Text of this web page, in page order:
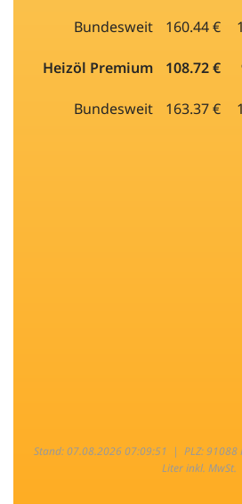
Bundesweit 160.44 €
Heizöl Premium 108.72 €
Bundesweit 163.37 €
Stand: 07.08.2026 07:09:51 | PLZ:
Liter inkl. MwSt.